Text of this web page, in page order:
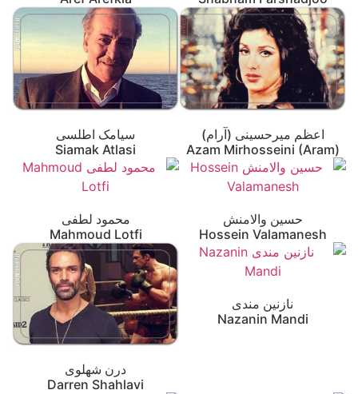
اعظم میرحسینی (آرام)
Azam Mirhosseini (Aram)
سیامک اطلسی
Siamak Atlasi
حسین والامنش
Hossein Valamanesh
محمود لطفی
Mahmoud Lotfi
نازنین مندی
Nazanin Mandi
درن شهلوی
Darren Shahlavi